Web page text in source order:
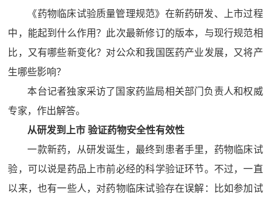
《药物临床试验质量管理规范》在新药研发、上市过程
中，能起到什么作用？此次最新修订的版本，与现行规范相
比，又有哪些新变化？对公众和我国医药产业发展，又将产
生哪些影响？
本台记者独家采访了国家药监局相关部门负责人和权威
专家，作出解答。
从研发到上市 验证药物安全性有效性
一款新药，从研发诞生，最终到患者手里，药物临床试
验，可以说是药品上市前必经的科学验证环节。不过，一直
以来，也有一些人，对药物临床试验存在误解：比如参加试